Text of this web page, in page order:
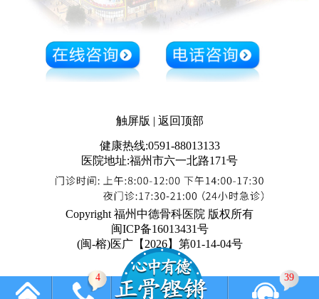
触屏版 | 返回顶部
健康热线:0591-88013133
医院地址:福州市六一北路171号
Copyright 福州中德骨科医院 版权所有
闽ICP备16013431号
(闽-榕)医广【2026】第01-14-04号
4 39